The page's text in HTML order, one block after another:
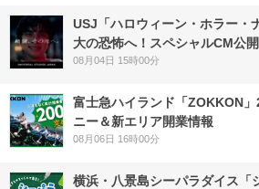
USJ「ハロウィーン・ホラー・
大の恐怖へ！スペシャルCM公
08月04日 15時00分
富士急ハイランド「ZOKKON
ニー＆新エリア開業情報
08月06日 16時00分
横浜・八景島シーパラダイス「